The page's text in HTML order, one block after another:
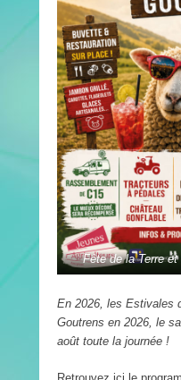
Fête de la Terre et
En 2026, les Estivales
Goutrens en 2026, le
août toute la journée !